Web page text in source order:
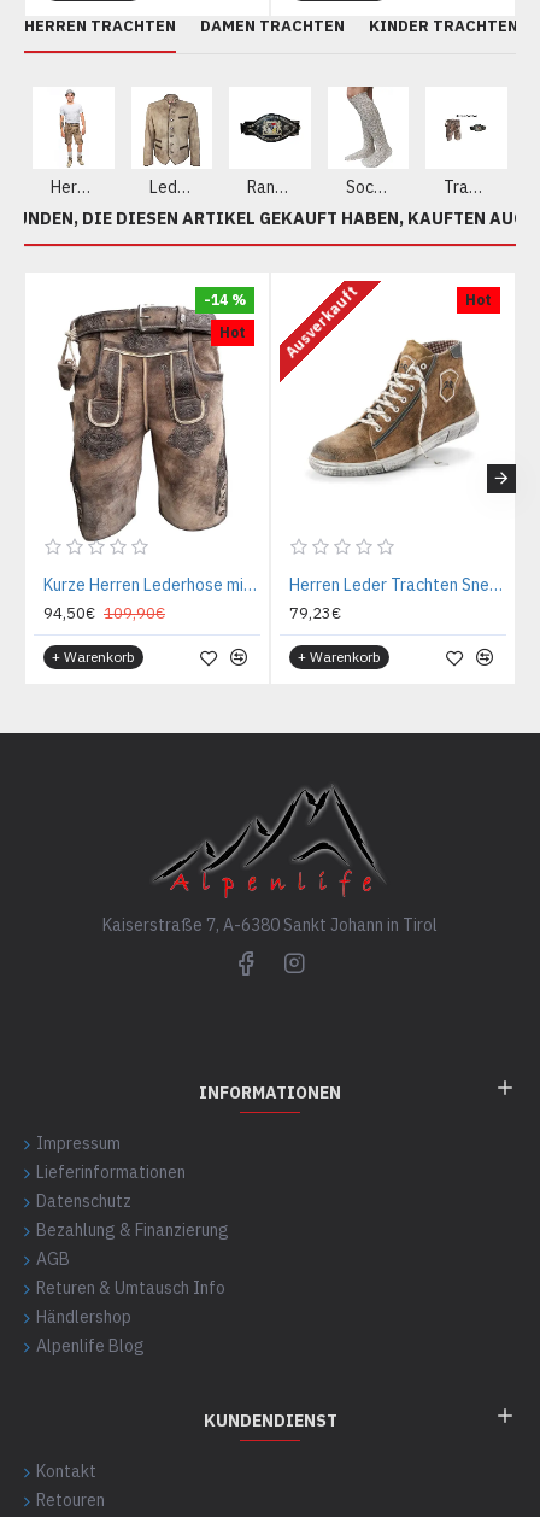
HERREN TRACHTEN DAMEN TRACHTEN KINDER TRACHTEN
Herren Lederhosen aus echtem Leder Lederjacke Ranzen - Gürtel Socken
Trachten Sets
KUNDEN, DIE DIESEN ARTIKEL GEKAUFT HABEN, KAUFTEN AUCH
Hot
-14 %
Kurze Herren Lederhose mit Gürtel, Krone
94,50€ 109,90€
+ Warenkorb
Hot
Ausverkauft
Herren Leder Trachten Sneakers Dunkelbraun, Ziegenleder
79,23€
+ Warenkorb
Kaiserstraße 7, A-6380 Sankt Johann in Tirol
INFORMATIONEN
Impressum
Lieferinformationen
Datenschutz
Bezahlung & Finanzierung
AGB
Returen & Umtausch Info
Händlershop
Alpenlife Blog
KUNDENDIENST
Kontakt
Retouren